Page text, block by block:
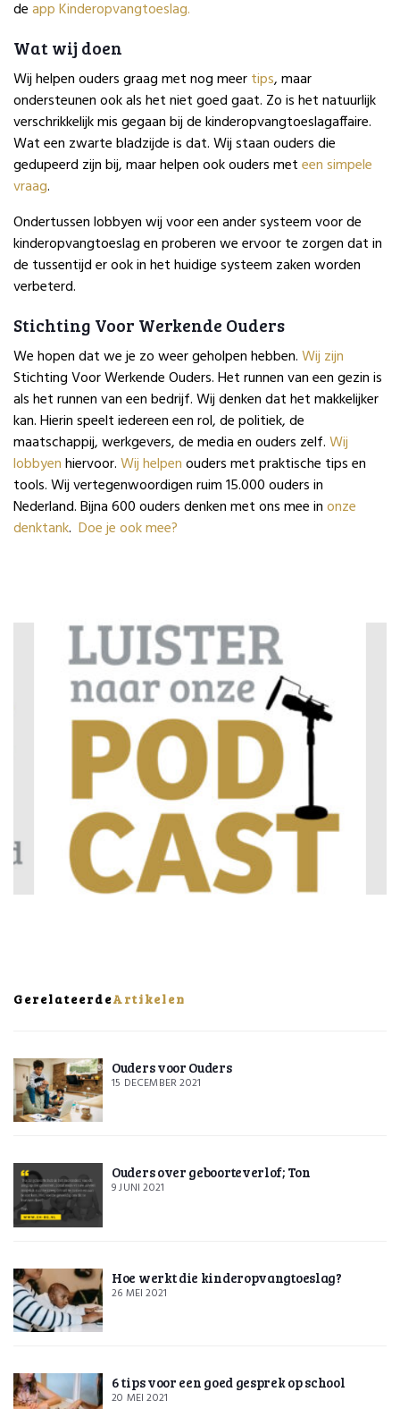
deapp Kinderopvangtoeslag.
Wat wij doen
Wij helpen ouders graag met nog meertips, maar
ondersteunen ook als het niet goed gaat. Zo is het natuurlijk
verschrikkelijk mis gegaan bij de kinderopvangtoeslagaffaire.
Wat een zwarte bladzijde is dat. Wij staan ouders die
gedupeerd zijn bij, maar helpen ook ouders meteen simpele
vraag.
Ondertussen lobbyen wij voor een ander systeem voor de
kinderopvangtoeslag en proberen we ervoor te zorgen dat in
de tussentijd er ook in het huidige systeem zaken worden
verbeterd.
Stichting Voor Werkende Ouders
We hopen dat we je zo weer geholpen hebben.Wij zijn
Stichting Voor Werkende Ouders. Het runnen van een gezin is
als het runnen van een bedrijf. Wij denken dat het makkelijker
kan. Hierin speelt iedereen een rol, de politiek, de
maatschappij, werkgevers, de media en ouders zelf.Wij
lobbyenhiervoor.Wij helpenouders met praktische tips en
tools. Wij vertegenwoordigen ruim 15.000 ouders in
Nederland. Bijna 600 ouders denken met ons mee inonze
denktank. Doe je ook mee?
GerelateerdeArtikelen
Ouders voor Ouders
15 DECEMBER 2021
Ouders over geboorteverlof; Ton
9 JUNI 2021
Hoe werkt die kinderopvangtoeslag?
26 MEI 2021
6 tips voor een goed gesprek op school
20 MEI 2021